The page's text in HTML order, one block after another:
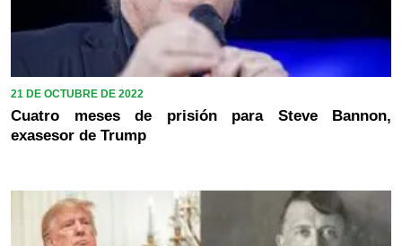
21 DE OCTUBRE DE 2022
Cuatro meses de prisión para Steve Bannon,
exasesor de Trump